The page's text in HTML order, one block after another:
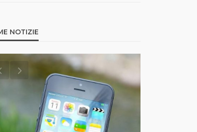
NOTIZIE